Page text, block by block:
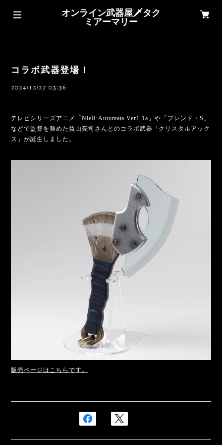
オンライン武器屋🗡タク
ミアーマリー
コラボ武器登場！
2024/12/27 03:36
テレビシリーズアニメ「NieR:Automata Ver1.1a」や「ブレンド・S」
などで監督を務めた益山亮司さんとのコラボ武器「クリスタルアック
ス」が誕生しました。
販売ページはこちらです。